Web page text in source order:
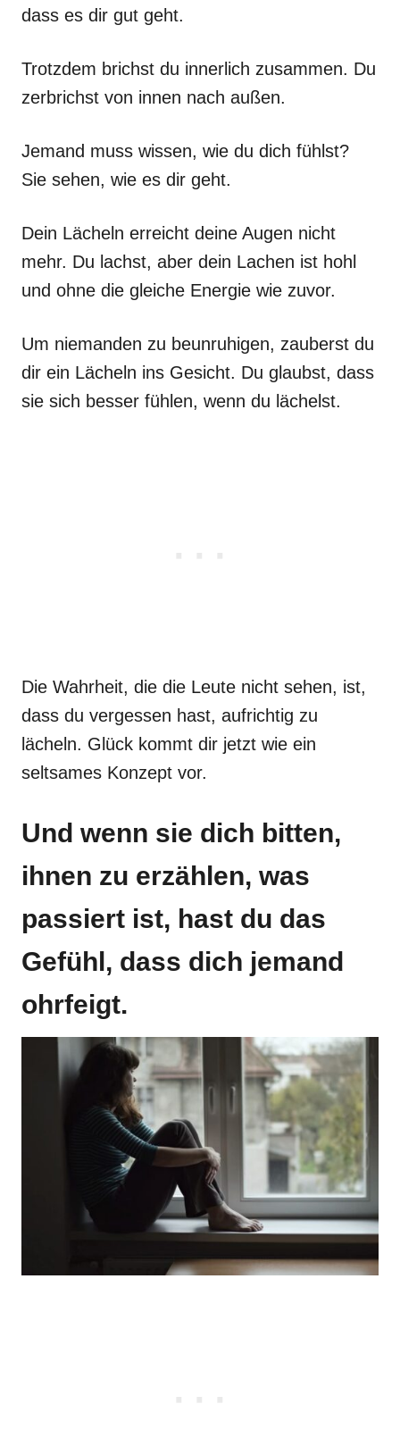
dass es dir gut geht.
Trotzdem brichst du innerlich zusammen. Du
zerbrichst von innen nach außen.
Jemand muss wissen, wie du dich fühlst?
Sie sehen, wie es dir geht.
Dein Lächeln erreicht deine Augen nicht
mehr. Du lachst, aber dein Lachen ist hohl
und ohne die gleiche Energie wie zuvor.
Um niemanden zu beunruhigen, zauberst du
dir ein Lächeln ins Gesicht. Du glaubst, dass
sie sich besser fühlen, wenn du lächelst.
Die Wahrheit, die die Leute nicht sehen, ist,
dass du vergessen hast, aufrichtig zu
lächeln. Glück kommt dir jetzt wie ein
seltsames Konzept vor.
Und wenn sie dich bitten,
ihnen zu erzählen, was
passiert ist, hast du das
Gefühl, dass dich jemand
ohrfeigt.